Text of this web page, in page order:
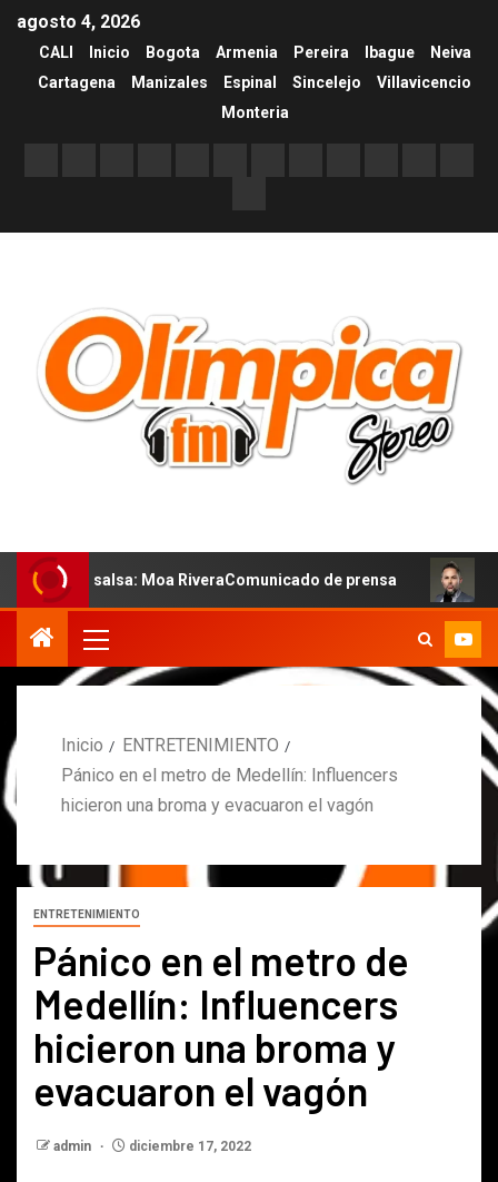
agosto 4, 2026
CALI Inicio Bogota Armenia Pereira Ibague
Neiva
Cartagena
Manizales Espinal Sincelejo
Villavicencio
Monteria
Moa RiveraComunicado de prensa MARCOS
Inicio
ENTRETENIMIENTO
Pánico en el metro de Medellín: Influencers
hicieron una broma y evacuaron el vagón
ENTRETENIMIENTO
Pánico en el metro de
Medellín: Influencers
hicieron una broma y
evacuaron el vagón
admin diciembre 17, 2022